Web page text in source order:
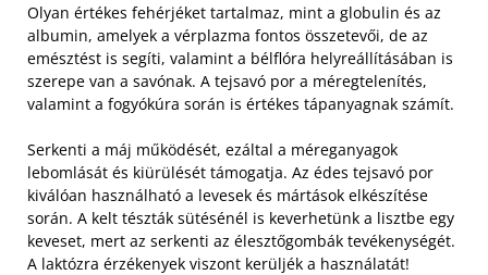
Olyan értékes fehérjéket tartalmaz, mint a globulin és az
albumin, amelyek a vérplazma fontos összetevői, de az
emésztést is segíti, valamint a bélflóra helyreállításában is
szerepe van a savónak. A tejsavó por a méregtelenítés,
valamint a fogyókúra során is értékes tápanyagnak számít.
Serkenti a máj működését, ezáltal a méreganyagok
lebomlását és kiürülését támogatja. Az édes tejsavó por
kiválóan használható a levesek és mártások elkészítése
során. A kelt tészták sütésénél is keverhetünk a lisztbe egy
keveset, mert az serkenti az élesztőgombák tevékenységét.
A laktózra érzékenyek viszont kerüljék a használatát!